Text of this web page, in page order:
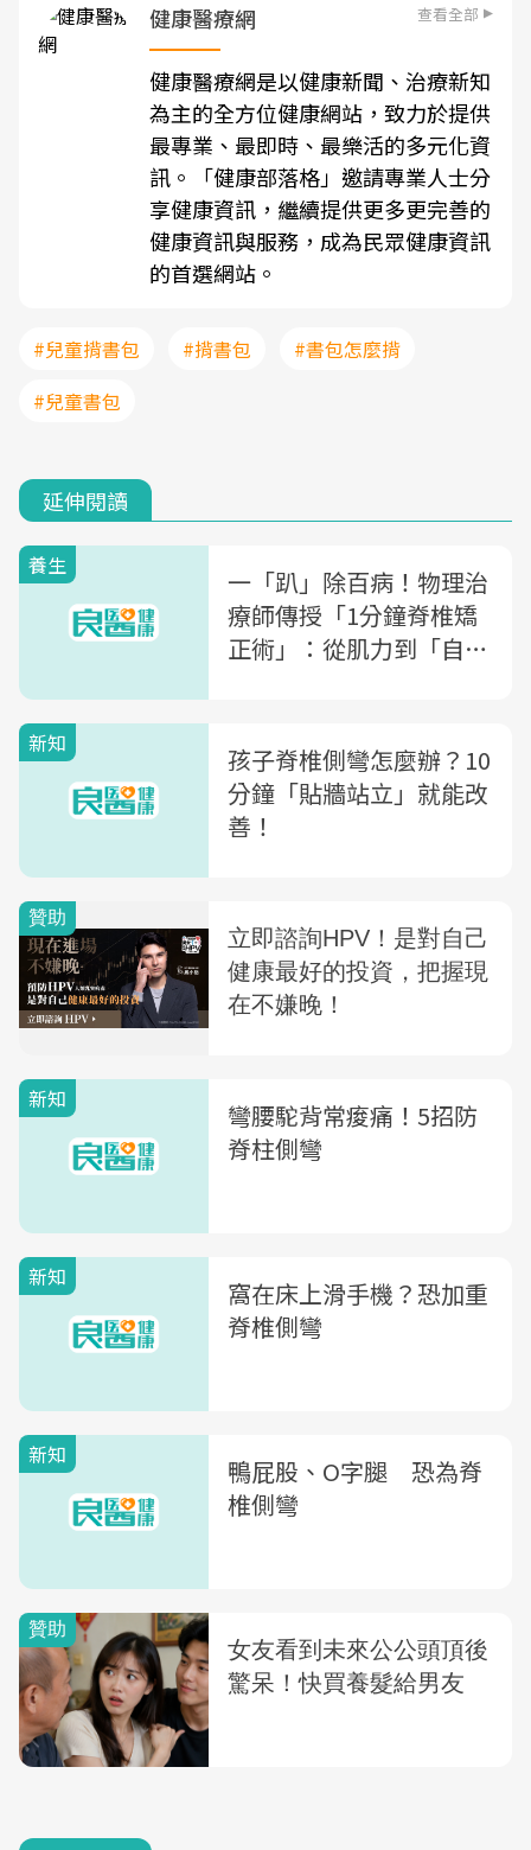
健康醫療網 查看全部
健康醫療網是以健康新聞、治療新知
為主的全方位健康網站，致力於提供
最專業、最即時、最樂活的多元化資
訊。「健康部落格」邀請專業人士分
享健康資訊，繼續提供更多更完善的
健康資訊與服務，成為民眾健康資訊
的首選網站。
#兒童揹書包 #揹書包
#書包怎麼揹
#兒童書包
延伸閱讀
養生
一「趴」除百病！物理治
療師傳授「1分鐘脊椎矯
正術」：從肌力到「自律
新知
孩子脊椎側彎怎麼辦？10
分鐘「貼牆站立」就能改
善！
新知
彎腰駝背常痠痛！5招防
脊柱側彎
新知
窩在床上滑手機？恐加重
脊椎側彎
新知
鴨屁股、O字腿 恐為脊
椎側彎